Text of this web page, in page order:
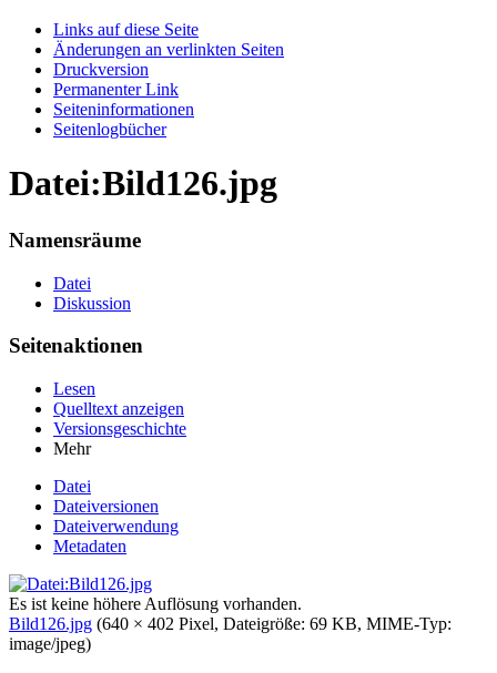
Links auf diese Seite
Änderungen an verlinkten Seiten
Druckversion
Permanenter Link
Seiten­informationen
Seitenlogbücher
Datei:Bild126.jpg
Namensräume
Datei
Diskussion
Seitenaktionen
Lesen
Quelltext anzeigen
Versionsgeschichte
Mehr
Datei
Dateiversionen
Dateiverwendung
Metadaten
Es ist keine höhere Auflösung vorhanden.
Bild126.jpg (640 × 402 Pixel, Dateigröße: 69 KB, MIME-Typ:
image/jpeg)